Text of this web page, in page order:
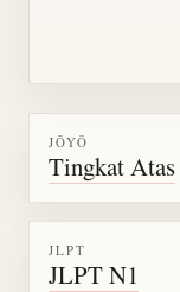
JŌYŌ
Tingkat Atas
JLPT
JLPT N1